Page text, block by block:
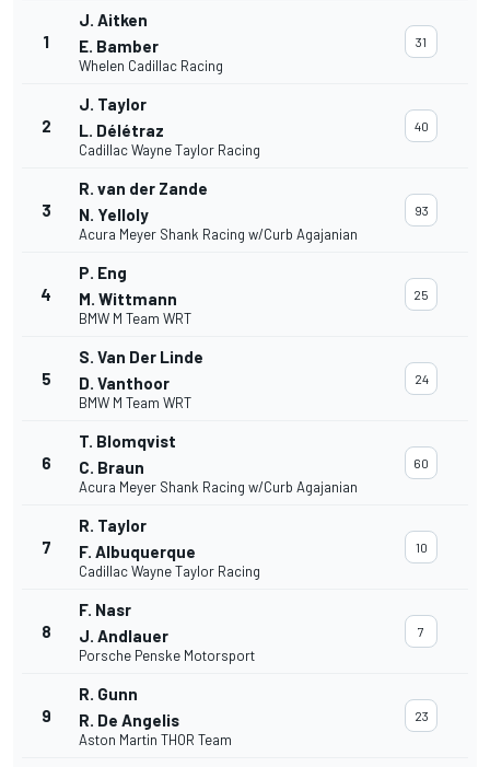
1
J. Aitken
E. Bamber
Whelen Cadillac Racing
31
2
J. Taylor
L. Délétraz
Cadillac Wayne Taylor Racing
40
3
R. van der Zande
N. Yelloly
Acura Meyer Shank Racing w/Curb Agajanian
93
4
P. Eng
M. Wittmann
BMW M Team WRT
25
5
S. Van Der Linde
D. Vanthoor
BMW M Team WRT
24
6
T. Blomqvist
C. Braun
Acura Meyer Shank Racing w/Curb Agajanian
60
7
R. Taylor
F. Albuquerque
Cadillac Wayne Taylor Racing
10
8
F. Nasr
J. Andlauer
Porsche Penske Motorsport
7
9
R. Gunn
R. De Angelis
Aston Martin THOR Team
23